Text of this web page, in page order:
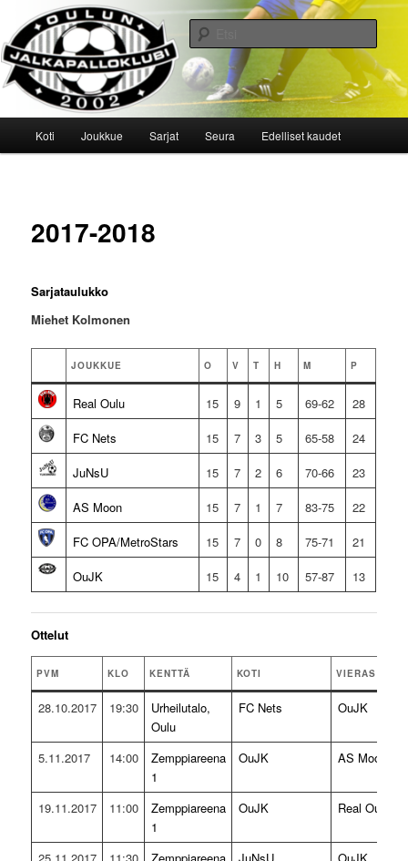
sisältöön
Oulun Jalkapalloklubi
Koti Joukkue Sarjat Seura Edelliset kaudet
2017-2018
Sarjataulukko
Miehet Kolmonen
JOUKKUE O V T H M P
Real Oulu 15 9 1 5 69-62
28
FC Nets
15 7 3 5 65-58
24
JuNsU
15 7 2 6 70-66
23
AS Moon
15 7 1 7 83-75
22
FC OPA/MetroStars
15 7 0 8 75-71
21
OuJK
15 4 1 10 57-87 13
Ottelut
PVM KLO KENTTÄ KOTI VIERAS
28.10.2017 19:30
Urheilutalo,
Oulu
FC Nets OuJK
5.11.2017 14:00
Zemppiareena
1
OuJK AS Moon
19.11.2017 11:00
Zemppiareena
1
OuJK Real Oulu
25.11.2017 11:30
Zemppiareena
JuNsU OuJK